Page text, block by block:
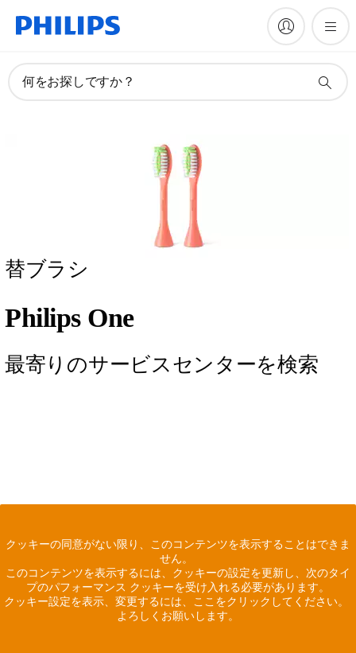
何をお探しですか？
替ブラシ
Philips One
最寄りのサービスセンターを検索
クッキーの同意がない限り、このコンテンツを表示することはできま
せん。
このコンテンツを表示するには、クッキーの設定を更新し、次のタイ
プのパフォーマンス クッキーを受け入れる必要があります。
クッキー設定を表示、変更するには、ここをクリックしてください。
よろしくお願いします。